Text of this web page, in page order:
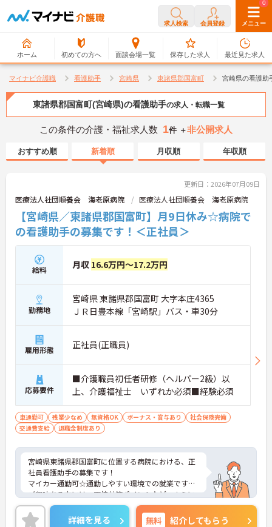
求人検索 会員登録 メニュー
ホーム 初めての方へ 面談会場一覧
0
保存した求人
0
最近見た求人
マイナビ介護職 看護助手 宮崎県 東諸県郡国富町 宮崎県の看護助
東諸県郡国富町(宮崎県)の看護助手の求人・転職一覧
この条件の介護・福祉求人数 1件 ＋非公開求人
おすすめ順 新着順 月収順 年収順
更新日：2026年07月09日
医療法人社団順養会 海老原病院 医療法人社団順養会 海老原病院
【宮崎県／東諸県郡国富町】月9日休み☆病院で
の看護助手の募集です！＜正社員＞
給料 月収 16.6万円～17.2万円
勤務地
宮崎県 東諸県郡国富町 大字本庄4365
ＪＲ日豊本線「宮崎駅」バス・車30分
雇用形態 正社員(正職員)
応募要件
■介護職員初任者研修（ヘルパー2級）以
上、介護福祉士 いずれか必須■経験必須
車通勤可 残業少なめ 無資格OK ボーナス・賞与あり
社会保険完備
交通費支給
退職金制度あり
宮崎県東諸県郡国富町に位置する病院における、正
社員看護助手の募集です！
マイカー通勤可☆通勤しやすい環境での就業です！
ご興味ある方には、面接対策ポイントなど、さらに
詳細をお話しいたしますのでお気軽にご相談くださ
い。
詳細を見る 無料 紹介してもらう